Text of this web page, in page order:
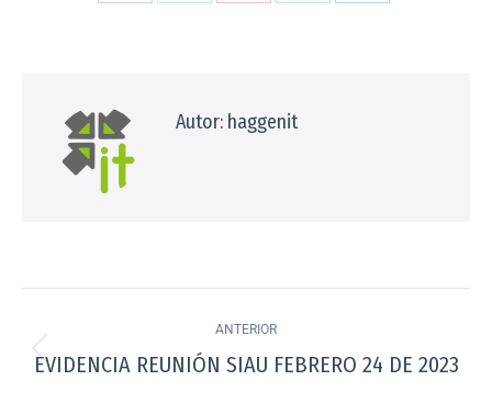
Autor: haggenit
ANTERIOR
EVIDENCIA REUNIÓN SIAU FEBRERO 24 DE 2023